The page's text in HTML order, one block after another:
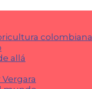
colombiana
allá